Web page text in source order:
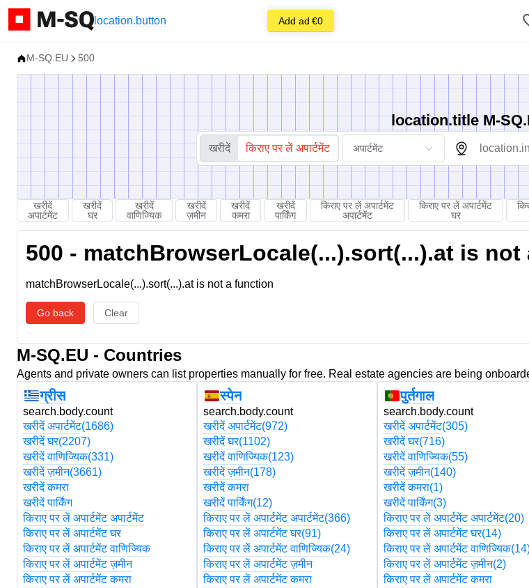
location.button Add ad €0
M-SQ.EU 500
location.title M-
खरीदें किराए पर लें अपार्टमेंट अपार्टमेंट
खरीदें
अपार्टमेंट
खरीदें
घर
खरीदें
वाणिज्यिक
खरीदें
ज़मीन
खरीदें
कमरा
खरीदें
पार्किंग
किराए पर लें अपार्टमेंट
अपार्टमेंट
किराए पर लें अपार्टमेंट
घर
500 - matchBrowserLocale(...).sort(...).at is
matchBrowserLocale(...).sort(...).at is not a function
Go back Clear
M-SQ.EU - Countries
Agents and private owners can list properties manually for free. Real estate agencies are being
ग्रीस
search.body.count
खरीदें अपार्टमेंट(1686)
खरीदें घर(2207)
खरीदें वाणिज्यिक(331)
खरीदें ज़मीन(3661)
खरीदें कमरा
खरीदें पार्किंग
किराए पर लें अपार्टमेंट अपार्टमेंट
किराए पर लें अपार्टमेंट घर
किराए पर लें अपार्टमेंट वाणिज्यिक
किराए पर लें अपार्टमेंट ज़मीन
किराए पर लें अपार्टमेंट कमरा
स्पेन
search.body.count
खरीदें अपार्टमेंट(972)
खरीदें घर(1102)
खरीदें वाणिज्यिक(123)
खरीदें ज़मीन(178)
खरीदें कमरा
खरीदें पार्किंग(12)
किराए पर लें अपार्टमेंट अपार्टमेंट(366)
किराए पर लें अपार्टमेंट घर(91)
किराए पर लें अपार्टमेंट वाणिज्यिक(24)
किराए पर लें अपार्टमेंट ज़मीन
किराए पर लें अपार्टमेंट कमरा
पुर्तगाल
search.body.count
खरीदें अपार्टमेंट(305)
खरीदें घर(716)
खरीदें वाणिज्यिक(55)
खरीदें ज़मीन(140)
खरीदें कमरा(1)
खरीदें पार्किंग(3)
किराए पर लें अपार्टमेंट अपार्टमेंट(20)
किराए पर लें अपार्टमेंट घर(14)
किराए पर लें अपार्टमेंट वाणिज्यिक
किराए पर लें अपार्टमेंट ज़मीन(2)
किराए पर लें अपार्टमेंट कमरा